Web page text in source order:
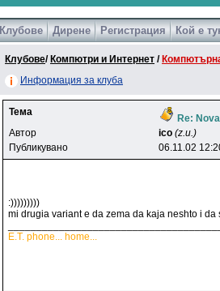
Games
Клубове Дирене Регистрация Кой е
Клубове/ Компютри и Интернет /
Информация за клуба
Тема
Re:
Автор
ico (z.u.)
Публикувано
06.11.02
:)))))))))
mi drugia variant e da zema da kaja neshto i da
E.T. phone... home...